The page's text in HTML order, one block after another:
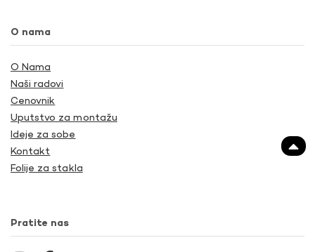
O nama
O Nama
Naši radovi
Cenovnik
Uputstvo za montažu
Ideje za sobe
Kontakt
Folije za stakla
Pratite nas